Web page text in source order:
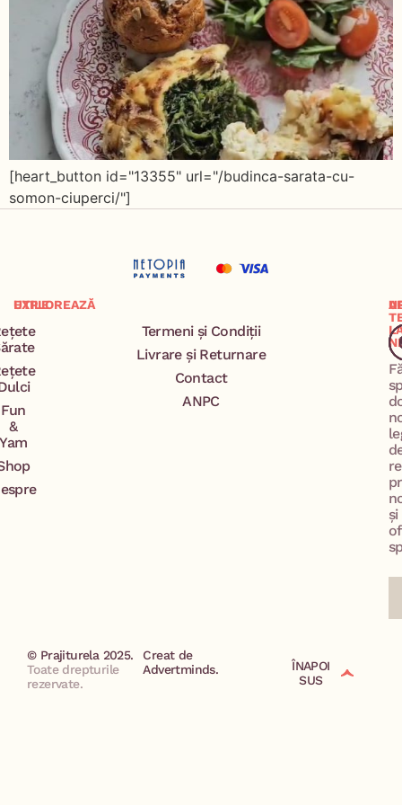
[heart_button id="13355" url="/budinca-sarata-cu-
somon-ciuperci/"]
EXPLOREAZĂ
Fun
&
Yam
UTILE
Termeni și Condiții
Livrare și Returnare
Contact
ANPC
și
© Prajiturela 2025.
Toate drepturile
rezervate.
Creat de
Advertminds.
ÎNAPOI
SUS